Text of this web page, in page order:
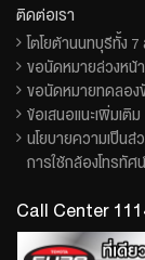
ติดต่อเรา
โตโยต้านนทบุรีทั้ง 7
ขอนัดหมายล่วงหน้า
ขอนัดหมายทดลอง
ข้อเสนอแนะเพิ่มเติม
นโยบายความเป็น
การใช้กล้องโทรทั
Call Center